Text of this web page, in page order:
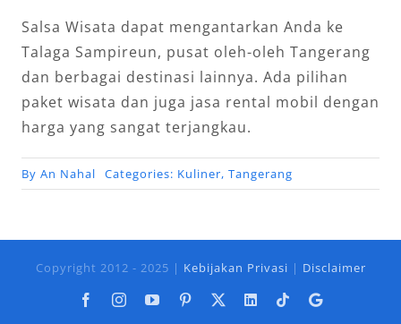
Salsa Wisata dapat mengantarkan Anda ke
Talaga Sampireun, pusat oleh-oleh Tangerang
dan berbagai destinasi lainnya. Ada pilihan
paket wisata dan juga jasa rental mobil dengan
harga yang sangat terjangkau.
By An Nahal Categories: Kuliner, Tangerang
Copyright 2012 - 2025 | Kebijakan Privasi | Disclaimer
FacebookInstagramYouTubePinterest LinkedIn
TiktokGoogle